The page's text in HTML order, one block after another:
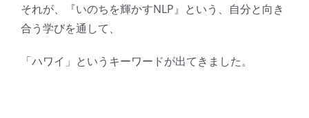
それが、『いのちを輝かすNLP』という、自分と向き
合う学びを通して、
「ハワイ」というキーワードが出てきました。